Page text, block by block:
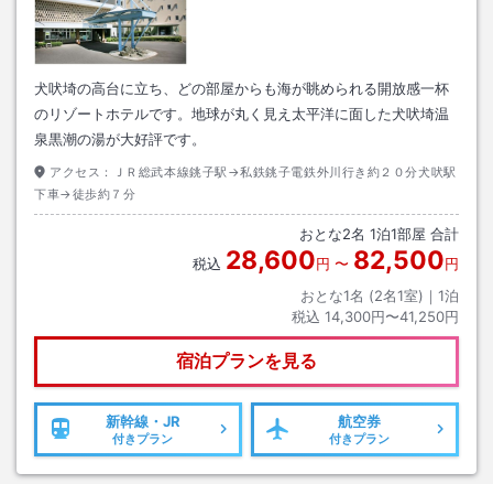
犬吠埼の高台に立ち、どの部屋からも海が眺められる開放感一杯
のリゾートホテルです。地球が丸く見え太平洋に面した犬吠埼温
泉黒潮の湯が大好評です。
アクセス：
ＪＲ総武本線銚子駅→私鉄銚子電鉄外川行き約２０分犬吠駅
下車→徒歩約７分
おとな2名 1泊1部屋 合計
税込 28,600円 〜 82,500円
おとな1名 (2名1室)｜ 1泊
税込 14,300円〜41,250円
宿泊プランを見る
新幹線・JR
付きプラン
航空券
付きプラン